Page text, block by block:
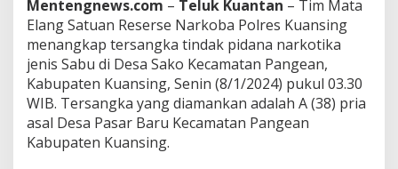
n
s
i
n
g
B
k
u
Mentengnews.com – Teluk Kuantan – Tim Mata
Elang Satuan Reserse Narkoba Polres Kuansing
menangkap tersangka tindak pidana narkotika
jenis Sabu di Desa Sako Kecamatan Pangean,
Kabupaten Kuansing, Senin (8/1/2024) pukul 03.30
WIB. Tersangka yang diamankan adalah A (38) pria
asal Desa Pasar Baru Kecamatan Pangean
Kabupaten Kuansing.